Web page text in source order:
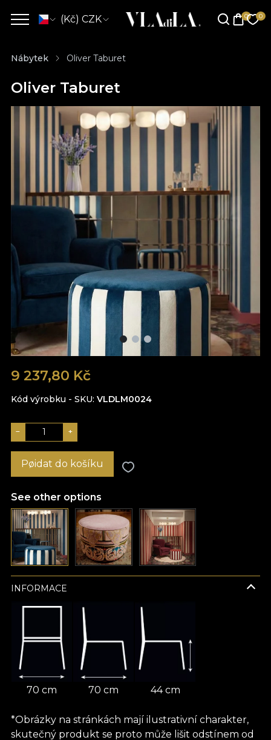
(Kč) CZK
Nábytek Oliver Taburet
Oliver Taburet
9 237,80 Kč
Kód výrobku - SKU VLDLM0024
− +
Pøidat do košíku
See other options
INFORMACE
70 cm 70 cm 44 cm
*Obrázky na stránkách mají ilustrativní charakter,
skutečný produkt se proto může lišit odstínem od